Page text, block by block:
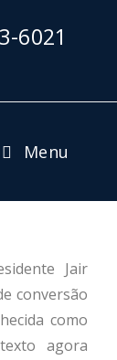
6021
Menu
Jair
conversão
como
agora